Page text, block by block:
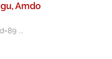
Amdo
...